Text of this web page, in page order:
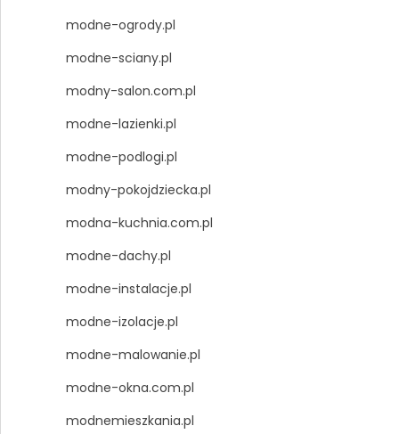
modne-ogrody.pl
modne-sciany.pl
modny-salon.com.pl
modne-lazienki.pl
modne-podlogi.pl
modny-pokojdziecka.pl
modna-kuchnia.com.pl
modne-dachy.pl
modne-instalacje.pl
modne-izolacje.pl
modne-malowanie.pl
modne-okna.com.pl
modnemieszkania.pl